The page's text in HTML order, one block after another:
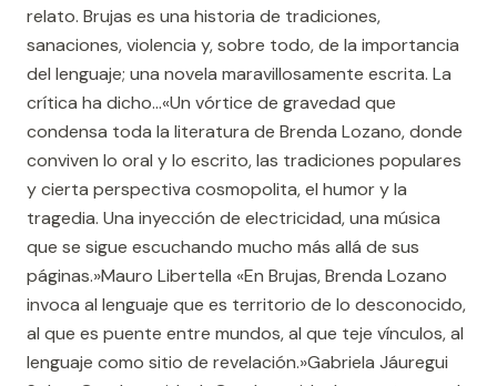
relato. Brujas es una historia de tradiciones,
sanaciones, violencia y, sobre todo, de la importancia
del lenguaje; una novela maravillosamente escrita. La
crítica ha dicho...«Un vórtice de gravedad que
condensa toda la literatura de Brenda Lozano, donde
conviven lo oral y lo escrito, las tradiciones populares
y cierta perspectiva cosmopolita, el humor y la
tragedia. Una inyección de electricidad, una música
que se sigue escuchando mucho más allá de sus
páginas.»Mauro Libertella «En Brujas, Brenda Lozano
invoca al lenguaje que es territorio de lo desconocido,
al que es puente entre mundos, al que teje vínculos, al
lenguaje como sitio de revelación.»Gabriela Jáuregui